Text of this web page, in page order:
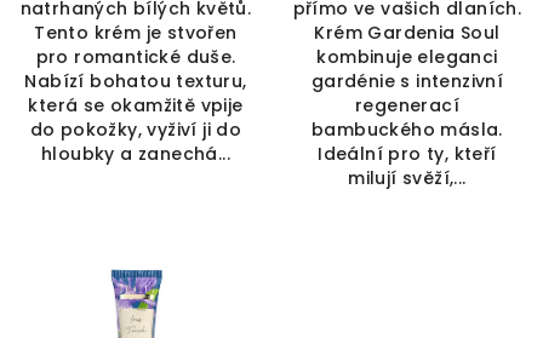
natrhaných bílých květů.
Tento krém je stvořen
pro romantické duše.
Nabízí bohatou texturu,
která se okamžitě vpije
do pokožky, vyživí ji do
hloubky a zanechá...
přímo ve vašich dlaních.
Krém Gardenia Soul
kombinuje eleganci
gardénie s intenzivní
regenerací
bambuckého másla.
Ideální pro ty, kteří
milují svěží,...